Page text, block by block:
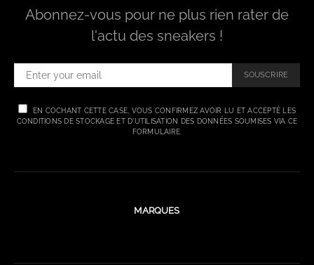
Abonnez-vous pour ne plus rien rater de
l'actu des sneakers !
SOUSCRIRE
EN COCHANT CETTE CASE, VOUS CONFIRMEZ AVOIR LU ET ACCEPTÉ LES
CONDITIONS DE STOCKAGE ET D'UTILISATION DES DONNÉES SOUMISES VIA CE
FORMULAIRE.
MARQUES